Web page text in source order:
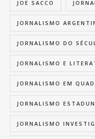
JOE SACCO
JORNALISMO
JORNALISMO DO
JORNALISMO E
JORNALISMO EM
JORNALISMO
JORNALISMO